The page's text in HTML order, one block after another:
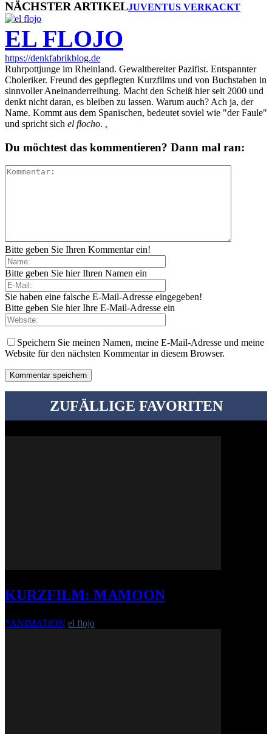
NÄCHSTER ARTIKELJUVENTUS VERKACKT
EL FLOJO
https://denkfabrikblog.de
Ruhrpottjunge im Rheinland. Gewaltbereiter Pazifist. Entspannter
Choleriker. Freund des gepflegten Kurzfilms und von Buchstaben in
sinnvoller Aneinanderreihung. Macht den Scheiß hier seit 2000 und
denkt nicht daran, es bleiben zu lassen. Warum auch? Ach ja, der
Name. Kommt aus dem Spanischen, bedeutet soviel wie "der Faule"
und spricht sich el flocho. .
Du möchtest das kommentieren? Dann mal ran:
Bitte geben Sie Ihren Kommentar ein!
Bitte geben Sie hier Ihren Namen ein
Sie haben eine falsche E-Mail-Adresse eingegeben!
Bitte geben Sie hier Ihre E-Mail-Adresse ein
Speichern Sie meinen Namen, meine E-Mail-Adresse und meine
Website für den nächsten Kommentar in diesem Browser.
ZUFÄLLIGE FAVORITEN
KURZFILM: MAMOON
*ANIMATION el flojo